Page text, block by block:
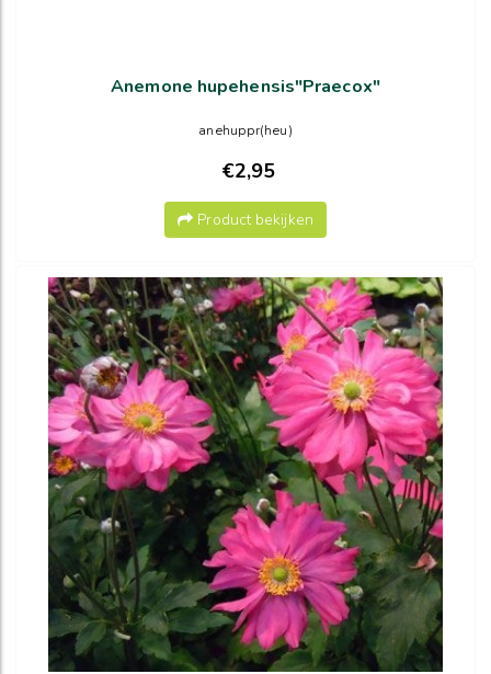
Anemone hupehensis"Praecox"
anehuppr(heu)
€2,95
Product bekijken